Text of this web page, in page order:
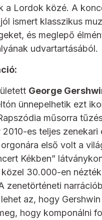
a Lordok közé. A
ismert klasszikus
és meglepő
udvartartásából.
George
ünnepelhetik ezt
műsorra
2010-es teljes zenekari
első volt a
Kékben”
30.000-en
zenetörténeti
az, hogy
hogy komponálni